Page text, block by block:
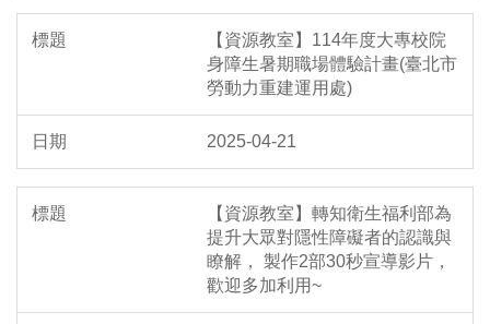
【資源教室】114年度大專校院
身障生暑期職場體驗計畫(臺北市
勞動力重建運用處)
2025-04-21
【資源教室】轉知衛生福利部為
提升大眾對隱性障礙者的認識與
瞭解， 製作2部30秒宣導影片，
歡迎多加利用~